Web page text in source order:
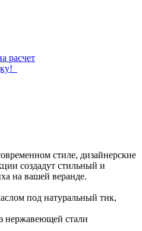
расчет
стиле, дизайнерские
создадут стильный и
на вашей веранде.
под натуральный тик,
нержавеющей стали